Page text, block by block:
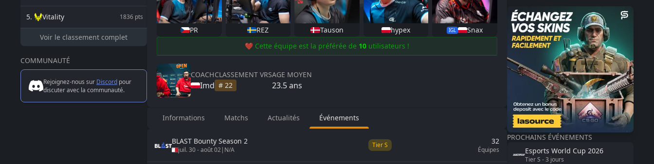
5. Vitality 1836 pts
Voir le classement complet
COMMUNAUTÉ
Rejoignez-nous sur Discord pour
discuter avec la communauté.
PR REZ Tauson hypex IGL
Snax
❤️ Cette équipe est la préférée de 10 utilisateurs !
COACH
Imd
CLASSEMENT VRS
#22
AGE MOYEN
23.5ans
Informations Matchs Actualités Événements
BLAST Bounty Season 2
juil. 30-août 02| N/A
TierS 32
Équipes
PROCHAINS ÉVÉNEMENTS
Esports World Cup 2026
TierS -3 jours